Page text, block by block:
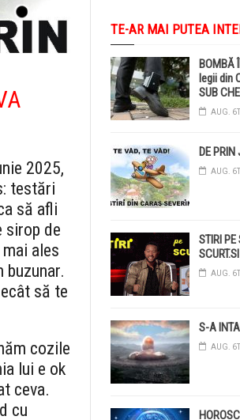
2025,
testări
să afli
sirop de
ales
să te
cozile
lui e ok
ceva.
cu
TE-AR MAI PUTEA
BOMBĂ
legii din
SUB
AUG.
DE PRIN
AUG.
STIRI PE
AUG.
S-A
AUG.